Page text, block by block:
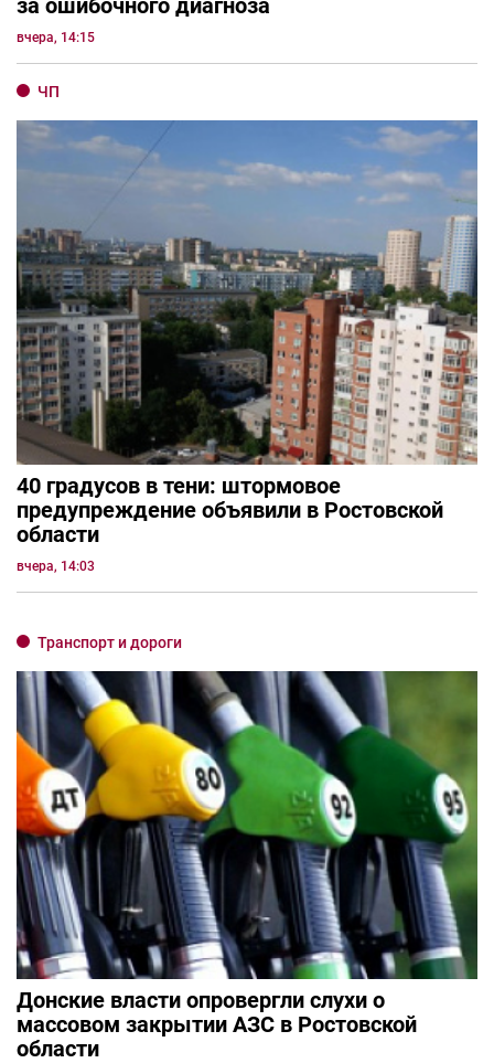
за ошибочного диагноза
вчера, 14:15
ЧП
40 градусов в тени: штормовое
предупреждение объявили в Ростовской
области
вчера, 14:03
Транспорт и дороги
Донские власти опровергли слухи о
массовом закрытии АЗС в Ростовской
области